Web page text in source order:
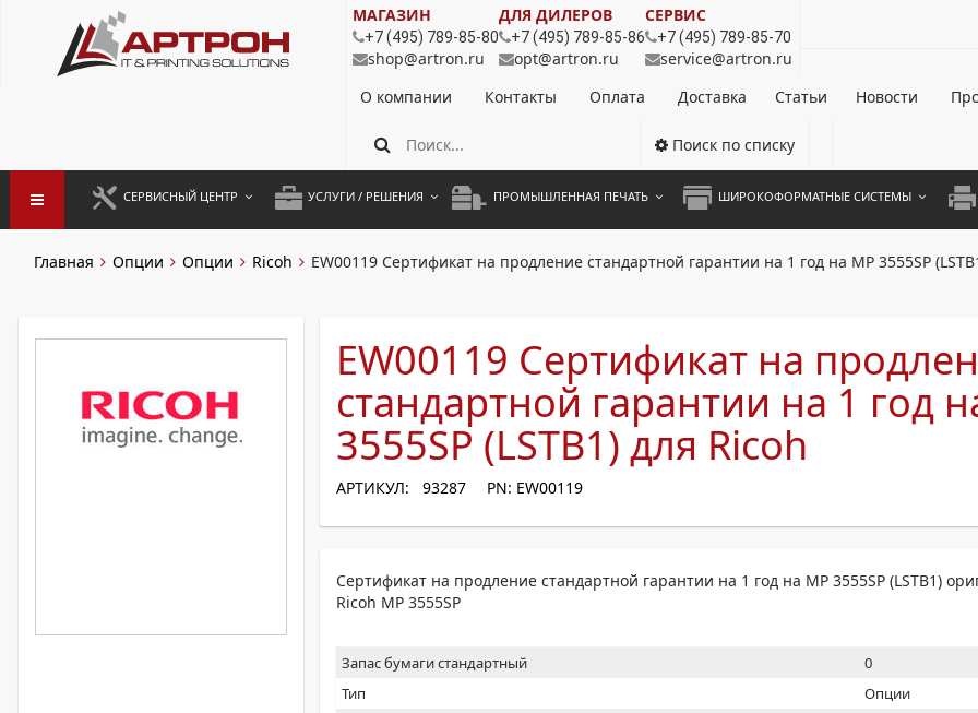
МАГАЗИН
+7 (495) 789-85-80
shop@artron.ru
ДЛЯ ДИЛЕРОВ
+7 (495) 789-85-86
opt@artron.ru
СЕРВИС
+7 (495) 789-85-70
service@artron.ru
О компании
Контакты Оплата Доставка Статьи Новости
Поиск по списку
СЕРВИСНЫЙ ЦЕНТР
ПРОФИЛАКТИКА И ТО
РАЗОВЫЕ РЕМОНТЫ
УСЛУГИ / РЕШЕНИЯ
АРЕНДА ОБОРУДОВАНИЯ
ПРОМЫШЛЕННАЯ ПЕЧАТЬ ШИРОКОФОРМАТНЫЕ СИСТЕМЫ
А4
Главная Опции Опции Ricoh EW00119 Сертификат на продление стандартной гарантии на 1 год на MP 3555SP
EW00119 Сертификат на
стандартной гарантии на 1 год
3555SP (LSTB1) для Ricoh
АРТИКУЛ: 93287 PN: EW00119
Сертификат на продление стандартной гарантии на 1 год на MP 3555SP (LSTB1)
Ricoh MP 3555SP
Запас бумаги стандартный
0
Тип
Опции